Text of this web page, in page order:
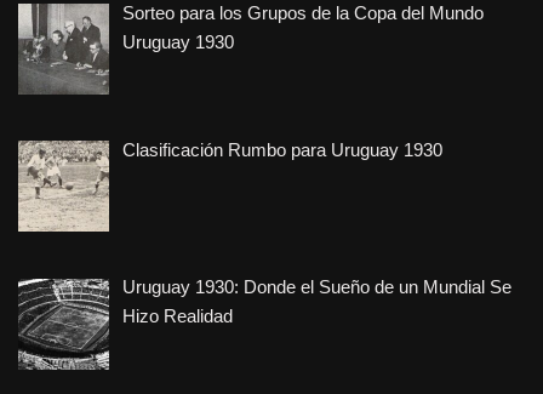
Sorteo para los Grupos de la Copa del Mundo
Uruguay 1930
Clasificación Rumbo para Uruguay 1930
Uruguay 1930: Donde el Sueño de un Mundial Se
Hizo Realidad